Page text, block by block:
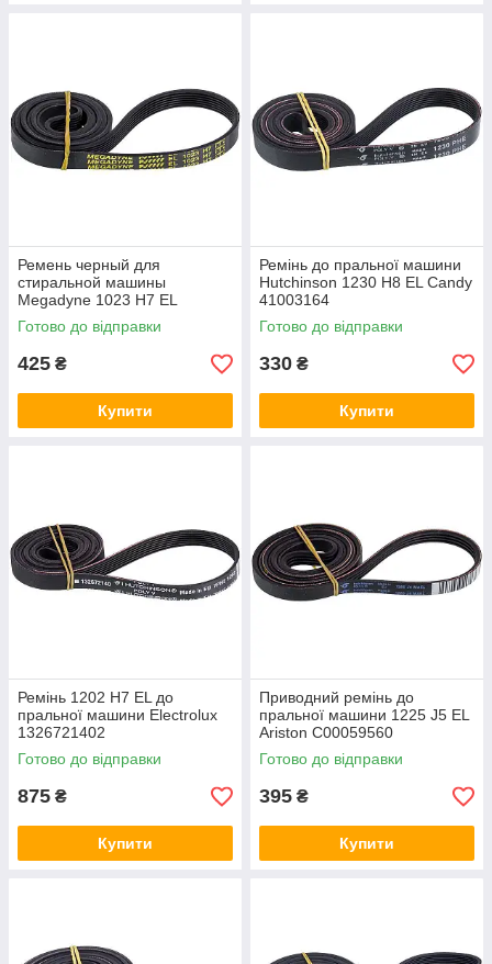
Ремень черный для
стиральной машины
Megadyne 1023 H7 EL
651009073
Готово до відправки
425 ₴
Купити
Ремінь до пральної машини
Hutchinson 1230 H8 EL Candy
41003164
Готово до відправки
330 ₴
Купити
Ремінь 1202 H7 EL до
пральної машини Electrolux
1326721402
Готово до відправки
875 ₴
Купити
Приводний ремінь до
пральної машини 1225 J5 EL
Ariston C00059560
Готово до відправки
395 ₴
Купити